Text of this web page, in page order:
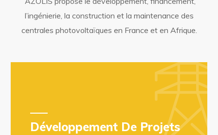
l’ingénierie, la construction et la maintenance des
centrales photovoltaïques en France et en Afrique.
Développement De Projets